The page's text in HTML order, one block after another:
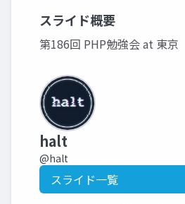
スライド概要
第186回 PHP勉強会 at 東京
halt
@halt
スライド一覧